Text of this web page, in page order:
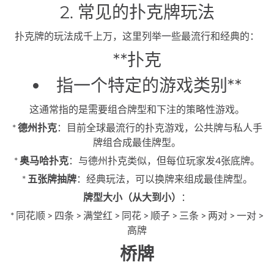
2. 常见的扑克牌玩法
扑克牌的玩法成千上万，这里列举一些最流行和经典的：
**扑克
指一个特定的游戏类别**
这通常指的是需要组合牌型和下注的策略性游戏。
*德州扑克：目前全球最流行的扑克游戏，公共牌与私人手
牌组合成最佳牌型。
* 奥马哈扑克：与德州扑克类似，但每位玩家发4张底牌。
* 五张牌抽牌：经典玩法，可以换牌来组成最佳牌型。
牌型大小（从大到小）
：
* 同花顺 > 四条 > 满堂红 > 同花 > 顺子 > 三条 > 两对 > 一对 >
高牌
桥牌